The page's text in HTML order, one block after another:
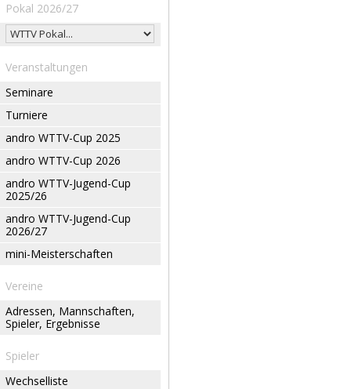
Pokal 2026/27
Veranstaltungen
Seminare
Turniere
andro WTTV-Cup 2025
andro WTTV-Cup 2026
andro WTTV-Jugend-Cup
2025/26
andro WTTV-Jugend-Cup
2026/27
mini-Meisterschaften
Vereine
Adressen, Mannschaften,
Spieler, Ergebnisse
Spieler
Wechselliste